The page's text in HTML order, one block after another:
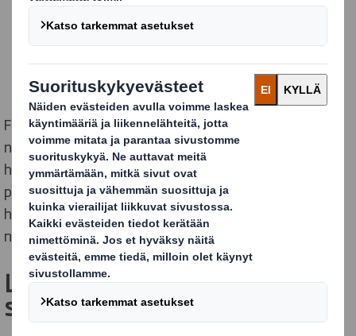
Fiksut tuotepakkaukset helpottavat kuljetusta,
näyttävät hyvältä ja lisäävät tuotteiden
houkuttelevuutta. Ilahduttavan moni välittää
pakkauksesta vielä silloinkin, kun herkut ovat jo
hävinneet parempiin suihin – parhaat pakkaukset
noudattavat myös kiertotalouden periaatteita.
Lepaan puutarhanäyttely
sykähdyttää aina